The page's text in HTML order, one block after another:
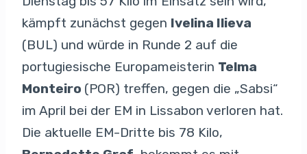
kämpft zunächst gegen Ivelina Ilieva
(BUL) und würde in Runde 2 auf die
portugiesische Europameisterin Telma
Monteiro (POR) treffen, gegen die „Sabsi“
im April bei der EM in Lissabon verloren hat.
Die aktuelle EM-Dritte bis 78 Kilo,